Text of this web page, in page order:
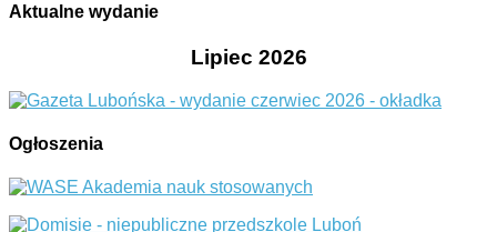
Aktualne wydanie
Lipiec 2026
Ogłoszenia